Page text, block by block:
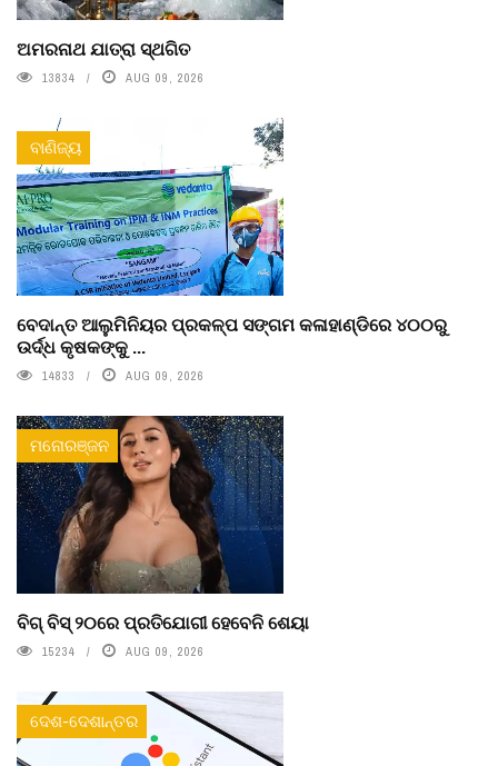
ଅମରନାଥ ଯାତ୍ରା ସ୍ଥଗିତ
13834 AUG 09, 2026
ବାଣିଜ୍ୟ
ବେଦାନ୍ତ ଆଲୁମିନିୟର ପ୍ରକଳ୍ପ ସଙ୍ଗମ କଳାହାଣ୍ଡିରେ ୪୦୦ରୁ
ଉର୍ଦ୍ଧ କୃଷକଙ୍କୁ ...
14833 AUG 09, 2026
ମନୋରଞ୍ଜନ
ବିଗ୍ ବିସ୍ ୨୦ରେ ପ୍ରତିଯୋଗୀ ହେବେନି ଶେୟା
15234 AUG 09, 2026
ଦେଶ-ଦେଶାନ୍ତର